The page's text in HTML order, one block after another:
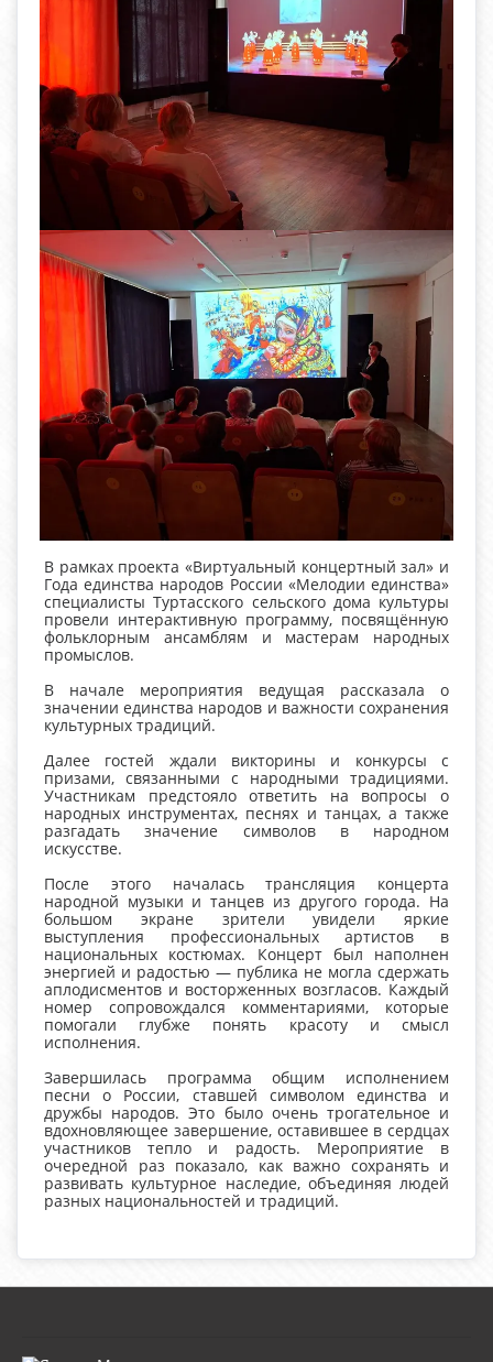
В рамках проекта «Виртуальный концертный зал» и
Года единства народов России «Мелодии единства»
специалисты Туртасского сельского дома культуры
провели интерактивную программу, посвящённую
фольклорным ансамблям и мастерам народных
промыслов.
В начале мероприятия ведущая рассказала о
значении единства народов и важности сохранения
культурных традиций.
Далее гостей ждали викторины и конкурсы с
призами, связанными с народными традициями.
Участникам предстояло ответить на вопросы о
народных инструментах, песнях и танцах, а также
разгадать значение символов в народном
искусстве.
После этого началась трансляция концерта
народной музыки и танцев из другого города. На
большом экране зрители увидели яркие
выступления профессиональных артистов в
национальных костюмах. Концерт был наполнен
энергией и радостью — публика не могла сдержать
аплодисментов и восторженных возгласов. Каждый
номер сопровождался комментариями, которые
помогали глубже понять красоту и смысл
исполнения.
Завершилась программа общим исполнением
песни о России, ставшей символом единства и
дружбы народов. Это было очень трогательное и
вдохновляющее завершение, оставившее в сердцах
участников тепло и радость. Мероприятие в
очередной раз показало, как важно сохранять и
развивать культурное наследие, объединяя людей
разных национальностей и традиций.